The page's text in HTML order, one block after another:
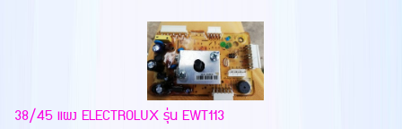
38/45 แผง ELECTROLUX รุ่น EWT113